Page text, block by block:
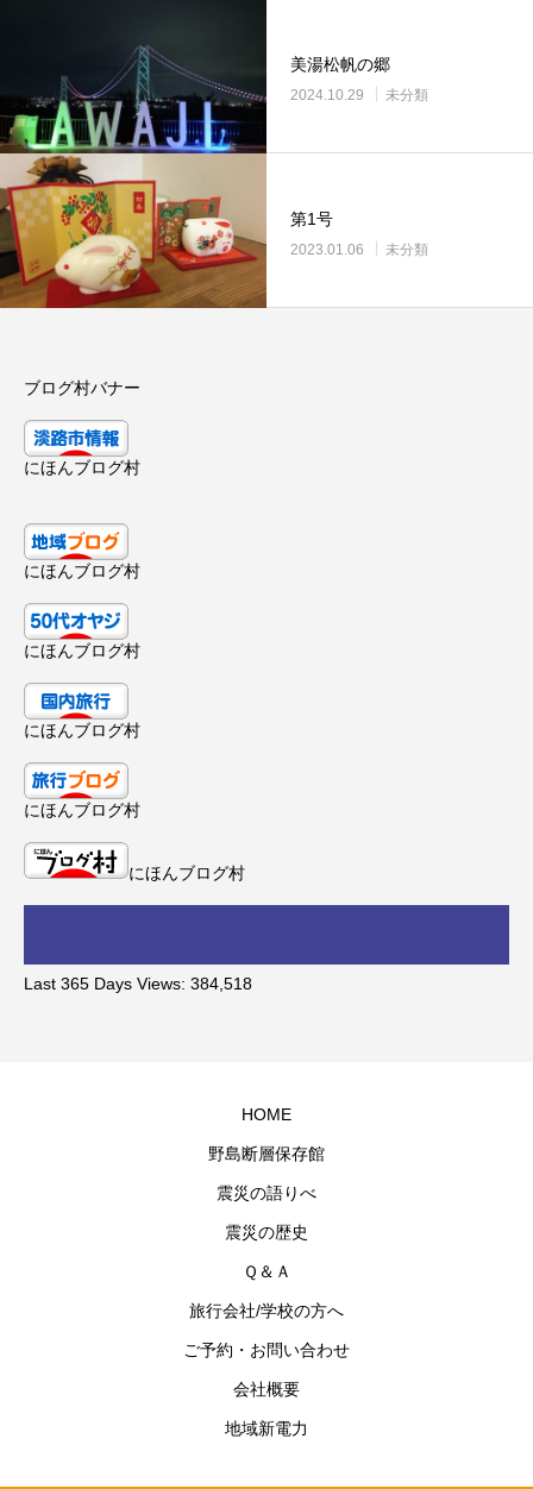
美湯松帆の郷
2024.10.29 未分類
第1号
2023.01.06 未分類
ブログ村バナー
にほんブログ村
にほんブログ村
にほんブログ村
にほんブログ村
にほんブログ村
にほんブログ村
Last 365 Days Views: 384,518
HOME
野島断層保存館
震災の語りべ
震災の歴史
Ｑ＆Ａ
旅行会社/学校の方へ
ご予約・お問い合わせ
会社概要
地域新電力